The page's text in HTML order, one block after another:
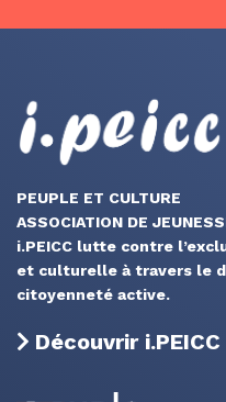
PEUPLE ET CULTURE
ASSOCIATION DE
i.PEICC lutte contre
et culturelle à travers le
citoyenneté active.
Découvrir i.PEICC